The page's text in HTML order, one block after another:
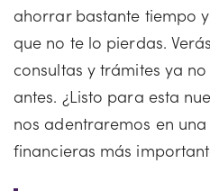
ahorrar bastante tiempo
que no te lo pierdas.
consultas y trámites ya
antes. ¿Listo para esta
nos adentraremos en
financieras más